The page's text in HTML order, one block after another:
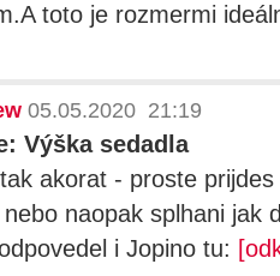
toto je rozmermi
05.05.2020 21:19
Výška sedadla
akorat - proste
naopak splhani jak
i Jopino tu: